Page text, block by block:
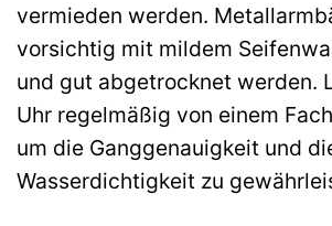
vermieden werden.
vorsichtig mit mildem
und gut abgetrocknet werden.
Uhr regelmäßig von einem
um die Ganggenauigkeit und
Wasserdichtigkeit zu